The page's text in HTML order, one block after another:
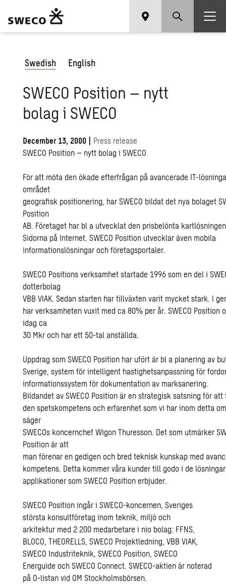
Swedish English
SWECO Position – nytt
bolag i SWECO
December 13, 2000 | Press release
SWECO Position – nytt bolag i SWECO
För att möta den ökade efterfrågan på avancerade IT-
området
geografisk positionering, har SWECO bildat det nya bolaget
Position
AB. Företaget har bl a utvecklat den prisbelönta
Sidorna på Internet. SWECO Position utvecklar även mobila
informationslösningar och företagsportaler.
SWECO Positions verksamhet startade 1996 som en del i
dotterbolag
VBB VIAK. Sedan starten har tillväxten varit mycket stark. I
har verksamheten vuxit med ca 80% per år. SWECO Position
idag ca
30 Mkr och har ett 50-tal anställda.
Uppdrag som SWECO Position har ufört är bl a planering av
Sverige, system för intelligent hastighetsanpassning för
informationssystem för dokumentation av marksanering.
Bildandet av SWECO Position är en strategisk satsning för
den spetskompetens och erfarenhet som vi har inom detta
säger
SWECOs koncernchef Wigon Thuresson. Det som utmärker
Position är att
man förenar en gedigen och bred teknisk kunskap med
kompetens. Detta kommer våra kunder till godo i de
applikationer som SWECO Position erbjuder.
SWECO Position ingår i SWECO-koncernen, Sveriges
största konsultföretag inom teknik, miljö och
arkitektur med 2 200 medarbetare i nio bolag: FFNS,
BLOCO, THEORELLS, SWECO Projektledning, VBB VIAK,
SWECO Industriteknik, SWECO Position, SWECO
Energuide och SWECO Connect. SWECO-aktien är noterad
på O-listan vid OM Stockholmsbörsen.